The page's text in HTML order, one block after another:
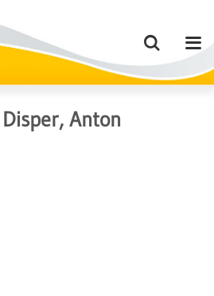
Disper, Anton